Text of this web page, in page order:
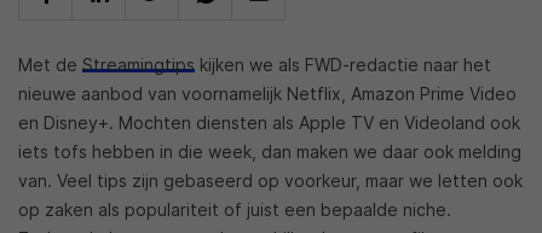
Met de Streamingtips kijken we als FWD-redactie naar het
nieuwe aanbod van voornamelijk Netflix, Amazon Prime Video
en Disney+. Mochten diensten als Apple TV en Videoland ook
iets tofs hebben in die week, dan maken we daar ook melding
van. Veel tips zijn gebaseerd op voorkeur, maar we letten ook
op zaken als populariteit of juist een bepaalde niche.